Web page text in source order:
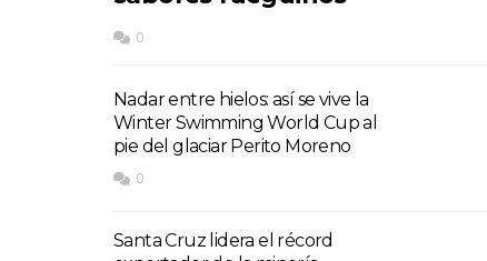
0
Nadar entre hielos: así se vive la
Winter Swimming World Cup al
pie del glaciar Perito Moreno
0
Santa Cruz lidera el récord